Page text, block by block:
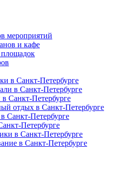
мероприятий
и кафе
в Санкт-Петербурге
в Санкт-Петербурге
в Санкт-Петербурге
отдых в Санкт-Петербурге
Санкт-Петербурге
Петербурге
в Санкт-Петербурге
в Санкт-Петербурге